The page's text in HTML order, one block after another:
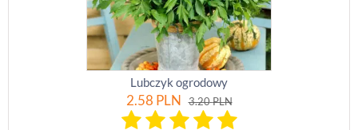
Lubczyk ogrodowy
2.58 PLN 3.20PLN